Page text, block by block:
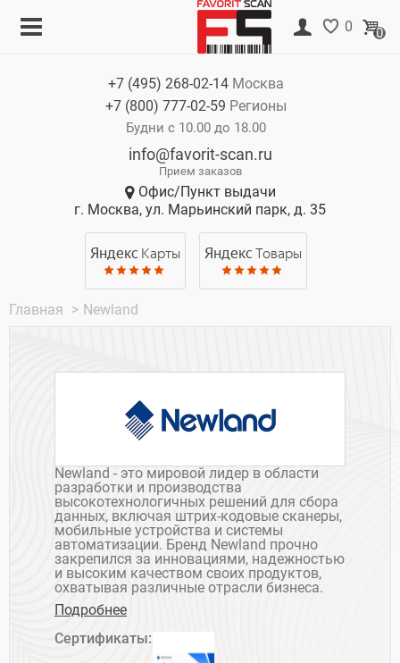
0 0
+7 (495) 268-02-14 Москва
+7 (800) 777-02-59 Регионы
Будни с 10.00 до 18.00
info@favorit-scan.ru
Прием заказов
Офис/Пункт выдачи
г. Москва, ул. Марьинский парк, д. 35
Яндекс Карты Яндекс Товары
Главная > Newland
Newland - это мировой лидер в области
разработки и производства
высокотехнологичных решений для сбора
данных, включая штрих-кодовые сканеры,
мобильные устройства и системы
автоматизации. Бренд Newland прочно
закрепился за инновациями, надежностью
и высоким качеством своих продуктов,
охватывая различные отрасли бизнеса.
Подробнее
Сертификаты:
Корзина
Нет товаров